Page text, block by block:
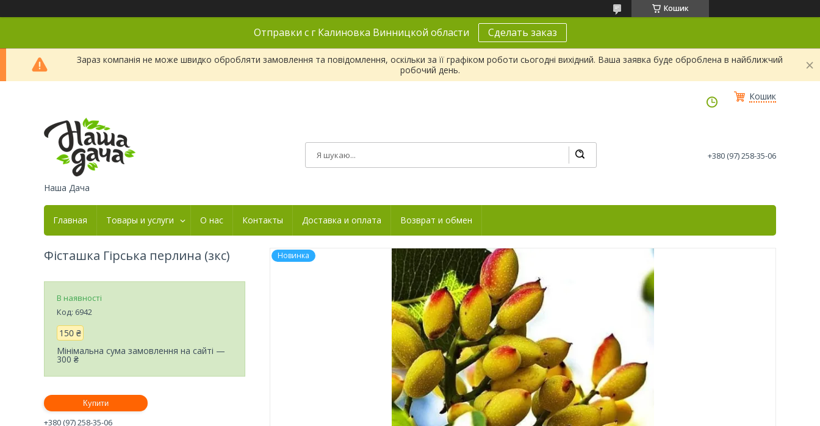
Кошик
Отправки с г Калиновка Винницкой области Сделать заказ
Зараз компанія не може швидко обробляти замовлення та повідомлення, оскільки за її графіком роботи сьогодні вихідний. Ваша заявка буде оброблена в найближчий
робочий день.
Кошик
Наша Дача
+380 (97) 258-35-06
Главная Товары и услуги О нас Контакты Доставка и оплата Возврат и обмен
Новинка
Фісташка Гірська перлина (зкс)
В наявності
Код: 6942
150 ₴
Мінімальна сума замовлення на сайті —
300 ₴
Купити
+380 (97) 258-35-06